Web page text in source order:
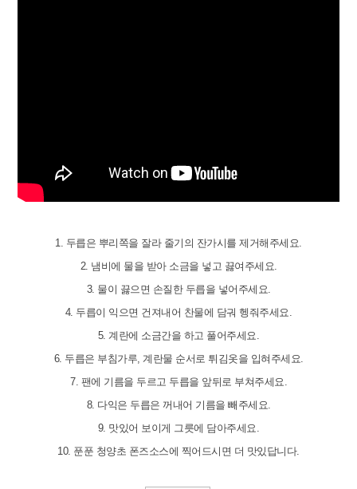
1. 두릅은 뿌리쪽을 잘라 줄기의 잔가시를 제거해주세요.
2. 냄비에 물을 받아 소금을 넣고 끓여주세요.
3. 물이 끓으면 손질한 두릅을 넣어주세요.
4. 두릅이 익으면 건져내어 찬물에 담궈 헹줘주세요.
5. 계란에 소금간을 하고 풀어주세요.
6. 두릅은 부침가루, 계란물 순서로 튀김옷을 입혀주세요.
7. 팬에 기름을 두르고 두릅을 앞뒤로 부쳐주세요.
8. 다익은 두릅은 꺼내어 기름을 빼주세요.
9. 맛있어 보이게 그릇에 담아주세요.
10. 푼푼 청양초 폰즈소스에 찍어드시면 더 맛있답니다.